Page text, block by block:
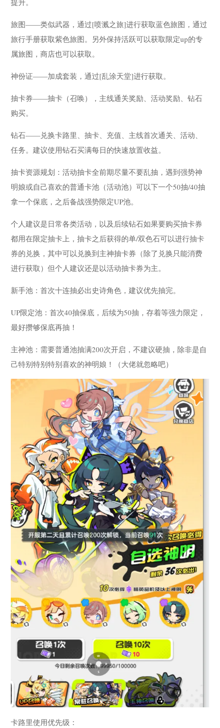
提升。
旅图——类似武器，通过[喷溅之旅]进行获取蓝色旅图，通过
旅行手册获取紫色旅图。另外保持活跃可以获取限定up的专
属旅图，商店也可以获取。
神份证——加成套装，通过[乱涂天堂]进行获取。
抽卡券——抽卡（召唤），主线通关奖励、活动奖励、钻石
购买。
钻石——兑换卡路里、抽卡、充值、主线首次通关、活动、
任务。建议使用钻石买满每日的快速放置收益。
抽卡资源规划：活动抽卡全前期尽量不要乱抽，遇到强势神
明娘或自己喜欢的普通卡池（活动池）可以下一个50抽/40抽
拿一个保底，之后备战强势限定UP池。
个人建议是日常各类活动，以及后续钻石如果要购买抽卡券
都用在限定抽卡上，抽卡之后获得的单/双色石可以进行抽卡
券的兑换，其中可以兑换到主神抽卡券（除了兑换只能消费
进行获取）但个人建议还是以活动抽卡券为主。
新手池：首次十连抽必出史诗角色，建议优先抽完。
UP限定池：首次40抽保底，后续为50抽，存着等强力限定，
最好攒够保底再抽！
主神池：需要普通池抽满200次开启，不建议硬抽，除非是自
己特别特别特别喜欢的神明娘！（大佬就忽略吧）
卡路里使用优先级：